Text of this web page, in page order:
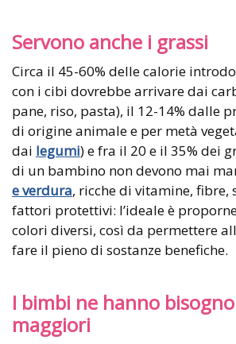
Servono anche i grassi
Circa il 45-60% delle calorie
con i cibi dovrebbe arrivare dai
pane, riso, pasta), il 12-14% dalle
di origine animale e per metà
dai legumi) e fra il 20 e il 35% dei
di un bambino non devono mai
e verdura, ricche di vitamine, fibre,
fattori protettivi: l’ideale è
colori diversi, così da permettere
fare il pieno di sostanze benefiche.
I bimbi ne hanno
maggiori